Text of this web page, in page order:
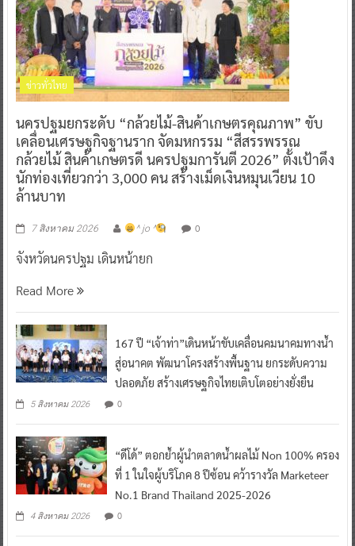
ข่าวทั่วไทย
นครปฐมยกระดับ “กล้วยไม้-สินค้าเกษตรคุณภาพ” ขับ
เคลื่อนเศรษฐกิจฐานราก จัดมหกรรม “สีสรรพรรณ
กล้วยไม้ สินค้าเกษตรดี นครปฐมการันตี 2026” ตั้งเป้าดึง
นักท่องเที่ยวกว่า 3,000 คน สร้างเม็ดเงินหมุนเวียน 10
ล้านบาท
7 สิงหาคม 2026 ^ jo ^ 0
จังหวัดนครปฐม เดินหน้ายก
Read More
167 ปี “เจ้าท่า”เดินหน้าขับเคลื่อนคมนาคมทางน้ำ
สู่อนาคต พัฒนาโครงสร้างพื้นฐาน ยกระดับความ
ปลอดภัย สร้างเศรษฐกิจไทยเติบโตอย่างยั่งยืน
5 สิงหาคม 2026 0
“ดีโด้” ตอกย้ำผู้นำตลาดน้ำผลไม้ Non 100% ครอง
ที่ 1 ในใจผู้บริโภค 8 ปีซ้อน คว้ารางวัล Marketeer
No.1 Brand Thailand 2025-2026
4 สิงหาคม 2026 0